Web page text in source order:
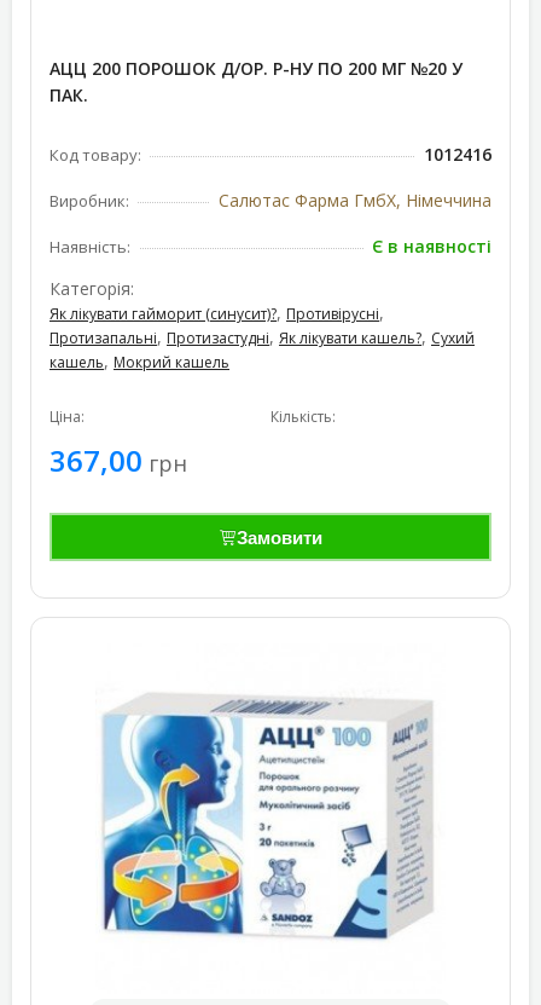
АЦЦ 200 ПОРОШОК Д/ОР. Р-НУ ПО 200 МГ №20 У
ПАК.
Код товару: 1012416
Виробник: Салютас Фарма ГмбХ, Німеччина
Наявність:
Є в наявності
Категорія:
Як лікувати гайморит (синусит)?, Противірусні,
Протизапальні, Протизастудні, Як лікувати кашель?, Сухий
кашель, Мокрий кашель
Ціна:
367,00 грн
Кількість:
Замовити